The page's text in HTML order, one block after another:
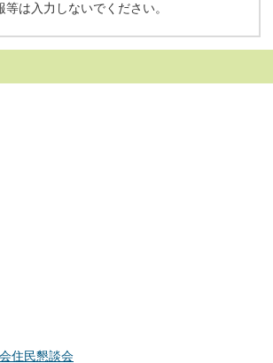
等は入力しないでください。
住民懇談会